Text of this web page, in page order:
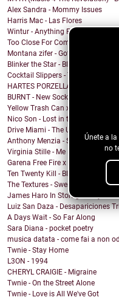
Únete a
no
Alex Sandra - Mommy Issues
Harris Mac - Las Flores
Wintur - Anything For You
Too Close For Comfort - ROSE
Montana zifer - Got A Mama
Blinker the Star - Black Spring
Cocktail Slippers - Talking About
HARTES PORZELLAN - RICH
BURNT - New Socks
Yellow Trash Can x Keith Canva$ -
Nico Son - Lost in the Shade
Drive Miami - The Unknown
Anthony Menzia - Sorceress Olga
Virginia Stille - Me Engañaste
Garena Free Fire x YMIR - Feeling
Ten Twenty Kill - Black Eleven
The Textures - Sweatshort
James Haro In Storage - City
Luiz San Daza - Desapariciones
A Days Wait - So Far Along
Sara Diana - pocket poetry
musica datata - come fai a non
Twnie - Stay Home
L3ON - 1994
CHERYL CRAIGIE - Migraine
Twnie - On the Street Alone
Twnie - Love is All We've Got